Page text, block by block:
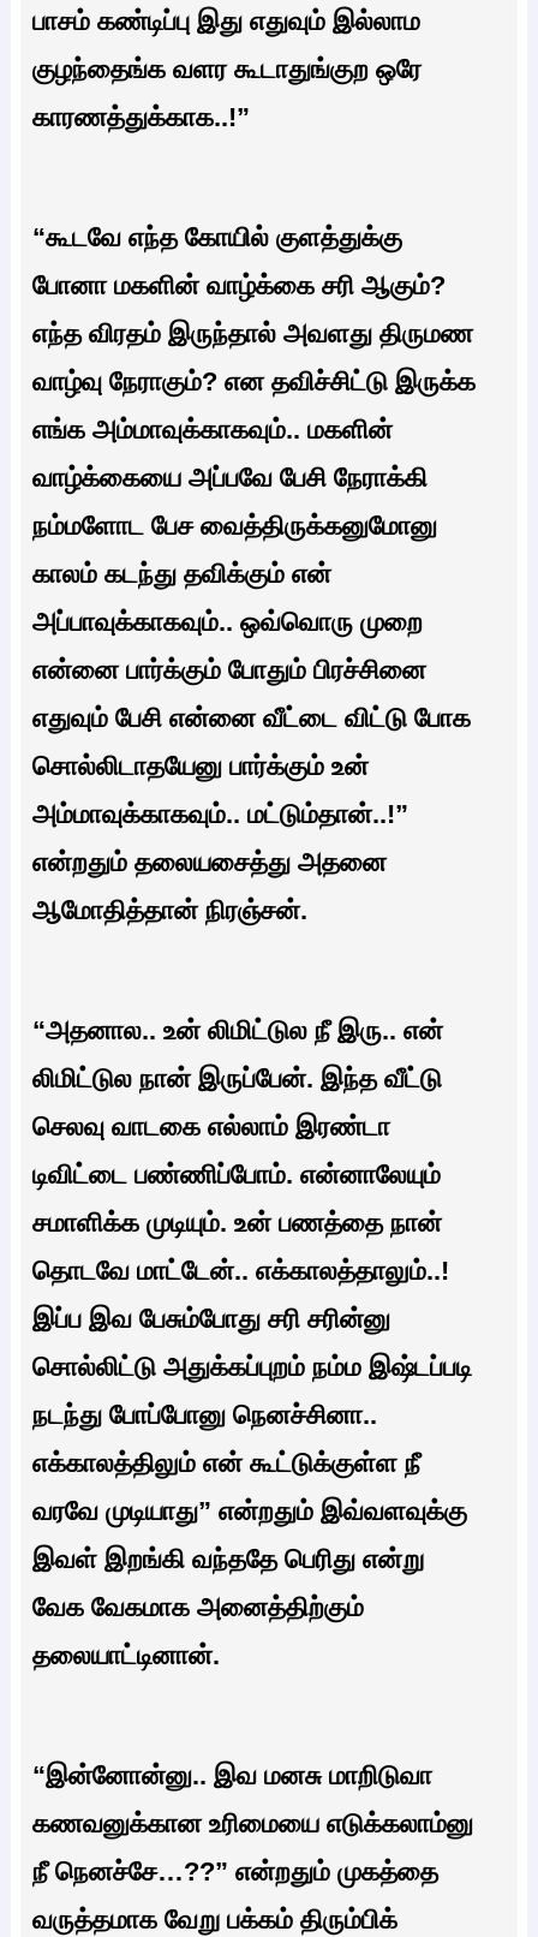
பாசம் கண்டிப்பு இது எதுவும் இல்லாம
குழந்தைங்க வளர கூடாதுங்குற ஒரே
காரணத்துக்காக..!”
“கூடவே எந்த கோயில் குளத்துக்கு
போனா மகளின் வாழ்க்கை சரி ஆகும்?
எந்த விரதம் இருந்தால் அவளது திருமண
வாழ்வு நேராகும்? என தவிச்சிட்டு இருக்க
எங்க அம்மாவுக்காகவும்.. மகளின்
வாழ்க்கையை அப்பவே பேசி நேராக்கி
நம்மளோட பேச வைத்திருக்கனுமோனு
காலம் கடந்து தவிக்கும் என்
அப்பாவுக்காகவும்.. ஒவ்வொரு முறை
என்னை பார்க்கும் போதும் பிரச்சினை
எதுவும் பேசி என்னை வீட்டை விட்டு போக
சொல்லிடாதயேனு பார்க்கும் உன்
அம்மாவுக்காகவும்.. மட்டும்தான்..!”
என்றதும் தலையசைத்து அதனை‌
ஆமோதித்தான் நிரஞ்சன்.
“அதனால.. உன் லிமிட்டுல நீ இரு.. என்
லிமிட்டுல நான் இருப்பேன். இந்த வீட்டு
செலவு வாடகை எல்லாம் இரண்டா
டிவிட்டை பண்ணிப்போம். என்னாலேயும்
சமாளிக்க முடியும். உன் பணத்தை நான்
தொடவே மாட்டேன்.. எக்காலத்தாலும்..!
இப்ப இவ பேசும்போது சரி சரின்னு
சொல்லிட்டு அதுக்கப்புறம் நம்ம இஷ்டப்படி
நடந்து போப்போனு நெனச்சினா..
எக்காலத்திலும் என் கூட்டுக்குள்ள நீ
வரவே முடியாது” என்றதும் இவ்வளவுக்கு
இவள் இறங்கி வந்ததே பெரிது என்று
வேக வேகமாக அனைத்திற்கும்
தலையாட்டினான்.
“இன்னோன்னு.. இவ மனசு மாறிடுவா
கணவனுக்கான உரிமையை எடுக்கலாம்னு
நீ நெனச்சே…??” என்றதும் முகத்தை
வருத்தமாக வேறு பக்கம் திரும்பிக்